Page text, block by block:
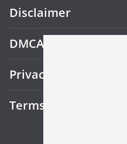
Disclaimer
DMCA
Privacy Policy
Terms and Conditions